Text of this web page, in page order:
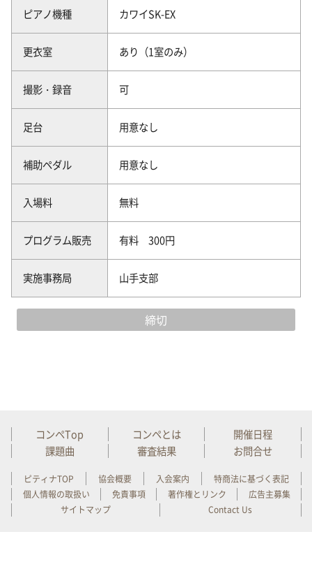
ピアノ機種 カワイSK-EX
更衣室 あり（1室のみ）
撮影・録音 可
足台 用意なし
補助ペダル 用意なし
入場料 無料
プログラム販売 有料 300円
実施事務局 山手支部
締切
コンペTop コンペとは
開催日程
課題曲
審査結果 お問合せ
ピティナTOP 協会概要 入会案内
特商法に基づく表記
個人情報の取扱い
免責事項 著作権とリンク
広告主募集
サイトマップ
Contact Us